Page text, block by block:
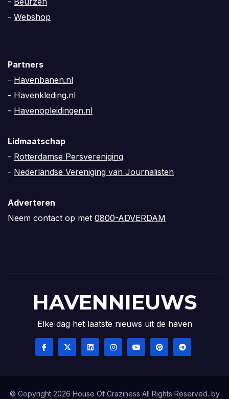
- Webshop
Partners
- Havenbanen.nl
- Havenkleding.nl
- Havenopleidingen.nl
Lidmaatschap
- Rotterdamse Persvereniging
- Nederlandse Vereniging van Journalisten
Adverteren
Neem contact op met 0800-ADVERDAM
HAVENNIEUWS
Elke dag het laatste nieuws uit de haven
© Copyright 2026 House Of Craziness All Rights Reserved. by